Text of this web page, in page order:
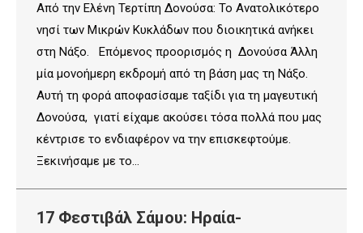
Από την Ελένη Τερτίπη Δονούσα: Το Ανατολικότερο
νησί των Μικρών Κυκλάδων που διοικητικά ανήκει
στη Νάξο. Επόμενος προορισμός η Δονούσα Άλλη
μία μονοήμερη εκδρομή από τη βάση μας τη Νάξο.
Αυτή τη φορά αποφασίσαμε ταξίδι για τη μαγευτική
Δονούσα, γιατί είχαμε ακούσει τόσα πολλά που μας
κέντρισε το ενδιαφέρον να την επισκεφτούμε.
Ξεκινήσαμε με το…
17 Φεστιβάλ Σάμου: Ηραία-